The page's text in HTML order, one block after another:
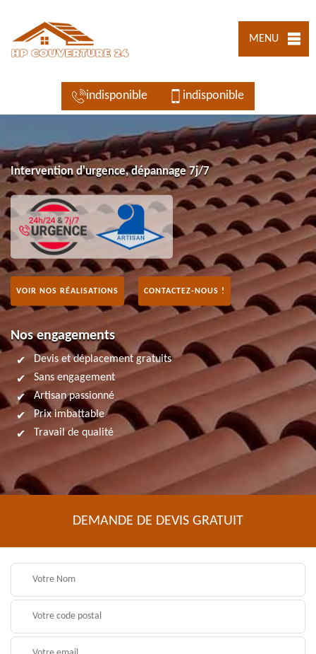
MENU
indisponible indisponible
Intervention d'urgence, dépannage 7j/7
VOIR NOS RÉALISATIONS CONTACTEZ-NOUS !
Nos engagements
Devis et déplacement gratuits
Sans engagement
Artisan passionné
Prix imbattable
Travail de qualité
DEMANDE DE DEVIS GRATUIT